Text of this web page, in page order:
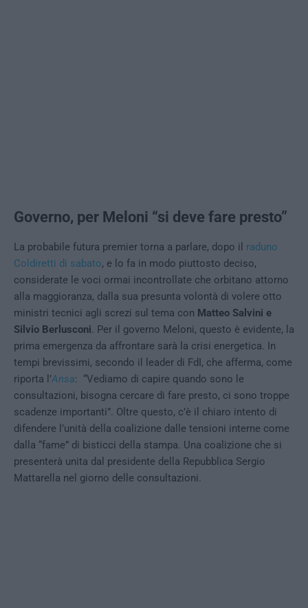
Governo, per Meloni “si deve fare presto”
La probabile futura premier torna a parlare, dopo il raduno
Coldiretti di sabato, e lo fa in modo piuttosto deciso,
considerate le voci ormai incontrollate che orbitano attorno
alla maggioranza, dalla sua presunta volontà di volere otto
ministri tecnici agli screzi sul tema con Matteo Salvini e
Silvio Berlusconi. Per il governo Meloni, questo è evidente, la
prima emergenza da affrontare sarà la crisi energetica. In
tempi brevissimi, secondo il leader di FdI, che afferma, come
riporta l’Ansa: “Vediamo di capire quando sono le
consultazioni, bisogna cercare di fare presto, ci sono troppe
scadenze importanti”. Oltre questo, c’è il chiaro intento di
difendere l’unità della coalizione dalle tensioni interne come
dalla “fame” di bisticci della stampa. Una coalizione che si
presenterà unita dal presidente della Repubblica Sergio
Mattarella nel giorno delle consultazioni.